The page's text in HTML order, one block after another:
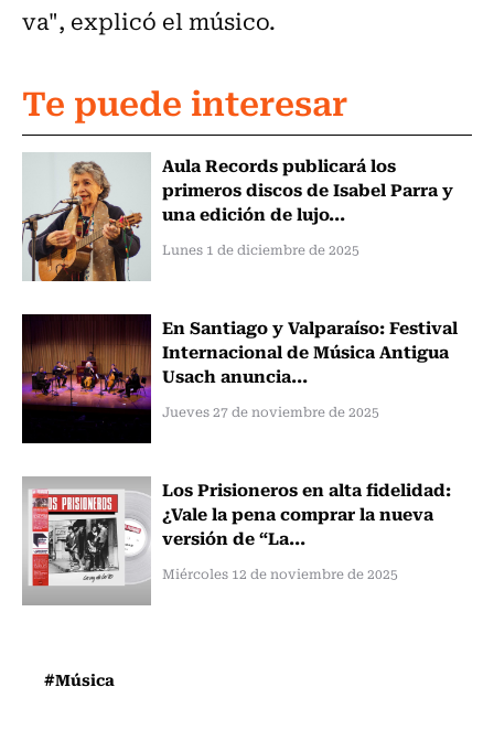
va", explicó el músico.
Te puede interesar
Aula Records publicará los
primeros discos de Isabel Parra y
una edición de lujo...
Lunes 1 de diciembre de 2025
En Santiago y Valparaíso: Festival
Internacional de Música Antigua
Usach anuncia...
Jueves 27 de noviembre de 2025
Los Prisioneros en alta fidelidad:
¿Vale la pena comprar la nueva
versión de “La...
Miércoles 12 de noviembre de 2025
#Música